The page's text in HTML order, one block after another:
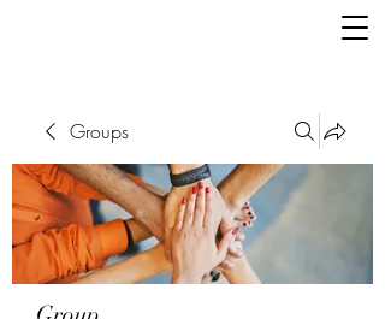
Groups